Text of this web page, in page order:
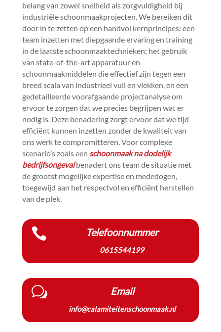
belang van zowel snelheid als zorgvuldigheid bij
industriële schoonmaakprojecten.​ We bereiken dit
door in te zetten op een handvol kernprincipes: een
team inzetten met diepgaande ervaring en training
in de laatste schoonmaaktechnieken; het gebruik
van state-of-the-art apparatuur en
schoonmaakmiddelen die effectief zijn tegen een
breed scala van industrieel vuil en vlekken, en een
gedetailleerde voorafgaande projectanalyse om
ervoor te zorgen dat we precies begrijpen wat er
nodig is.​ Deze benadering zorgt ervoor dat we tijd
efficiënt kunnen inzetten zonder de kwaliteit van
ons werk te compromitteren.​ Voor complexe
scenario’s zoals een schoonmaak na dodelijk
bedrijfsongevalbenadert ons team de situatie met
de grootst mogelijke expertise en mededogen,
toegewijd aan het respectvol en efficiënt herstellen
van de plek.​
 Telefoonnummer
0615544199
w Email
info@calamiteitenschoonmaak.nl